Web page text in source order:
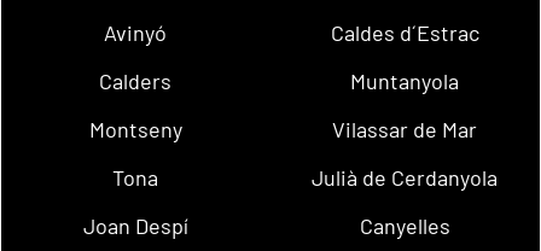
Avinyó
Caldes d´Estrac
Calders
Muntanyola
Montseny
Vilassar de Mar
Tona
Julià de Cerdanyola
Joan Despí
Canyelles